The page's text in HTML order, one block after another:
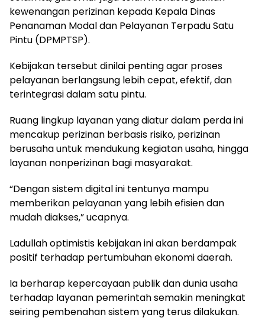
kewenangan perizinan kepada Kepala Dinas
Penanaman Modal dan Pelayanan Terpadu Satu
Pintu (DPMPTSP).
Kebijakan tersebut dinilai penting agar proses
pelayanan berlangsung lebih cepat, efektif, dan
terintegrasi dalam satu pintu.
Ruang lingkup layanan yang diatur dalam perda ini
mencakup perizinan berbasis risiko, perizinan
berusaha untuk mendukung kegiatan usaha, hingga
layanan nonperizinan bagi masyarakat.
“Dengan sistem digital ini tentunya mampu
memberikan pelayanan yang lebih efisien dan
mudah diakses,” ucapnya.
Ladullah optimistis kebijakan ini akan berdampak
positif terhadap pertumbuhan ekonomi daerah.
Ia berharap kepercayaan publik dan dunia usaha
terhadap layanan pemerintah semakin meningkat
seiring pembenahan sistem yang terus dilakukan.